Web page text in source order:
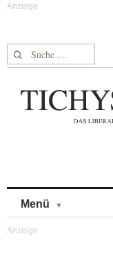
Suche nach:
Menü